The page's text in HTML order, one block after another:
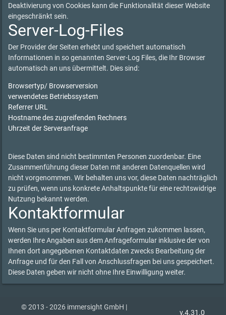
Deaktivierung von Cookies kann die Funktionalität dieser Website
eingeschränkt sein.
Server-Log-Files
Der Provider der Seiten erhebt und speichert automatisch
Informationen in so genannten Server-Log Files, die Ihr Browser
automatisch an uns übermittelt. Dies sind:
Browsertyp/ Browserversion
verwendetes Betriebssystem
Referrer URL
Hostname des zugreifenden Rechners
Uhrzeit der Serveranfrage
Diese Daten sind nicht bestimmten Personen zuordenbar. Eine
Zusammenführung dieser Daten mit anderen Datenquellen wird
nicht vorgenommen. Wir behalten uns vor, diese Daten nachträglich
zu prüfen, wenn uns konkrete Anhaltspunkte für eine rechtswidrige
Nutzung bekannt werden.
Kontaktformular
Wenn Sie uns per Kontaktformular Anfragen zukommen lassen,
werden Ihre Angaben aus dem Anfrageformular inklusive der von
Ihnen dort angegebenen Kontaktdaten zwecks Bearbeitung der
Anfrage und für den Fall von Anschlussfragen bei uns gespeichert.
Diese Daten geben wir nicht ohne Ihre Einwilligung weiter.
© 2013 - 2026 immersight GmbH |
v.4.31.0